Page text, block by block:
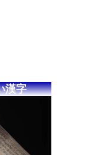
漢字